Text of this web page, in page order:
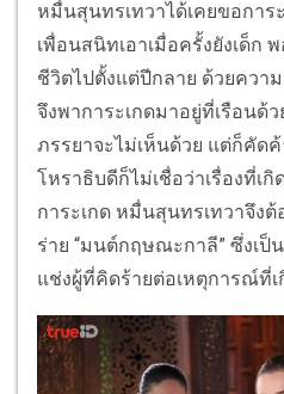
หมื่นสุนทรเทวาได้เคยขอการ
เพื่อนสนิทเอาเมื่อครั้งยังเด็ก
ชีวิตไปตั้งแต่ปีกลาย ด้วยควา
จึงพาการะเกดมาอยู่ที่เรือนด้
ภรรยาจะไม่เห็นด้วย แต่ก็คัด
โหราธิบดีก็ไม่เชื่อว่าเรื่องที่เ
การะเกด หมื่นสุนทรเทวาจึง
ร่าย “มนต์กฤษณะกาลี” ซึ่งเ
แช่งผู้ที่คิดร้ายต่อเหตุการณ์ที่